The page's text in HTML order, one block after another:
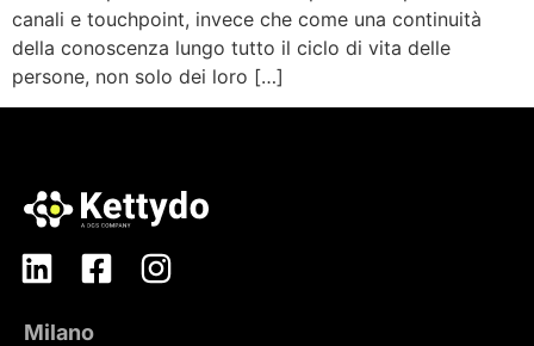
canali e touchpoint, invece che come una continuità
della conoscenza lungo tutto il ciclo di vita delle
persone, non solo dei loro […]
Milano